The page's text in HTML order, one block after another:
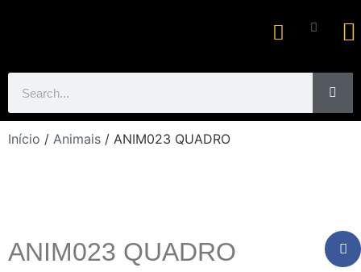
Início / Animais / ANIM023 QUADRO
ANIM023 QUADRO